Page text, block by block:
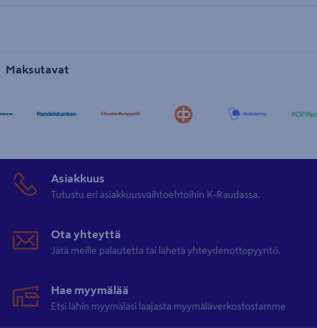
Maksutavat
Asiakkuus
Tutustu eri asiakkuusvaihtoehtoihin K-Raudassa.
Ota yhteyttä
Jätä meille palautetta tai lähetä yhteydenottopyyntö.
Hae myymälää
Etsi lähin myymäläsi laajasta myymäläverkostostamme